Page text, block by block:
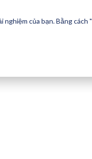
của bạn. Bằng cách "